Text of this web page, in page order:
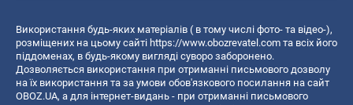
Використання будь-яких матеріалів ( в тому числі фото- та відео-),
розміщених на цьому сайті https://www.obozrevatel.com та всіх його
піддоменах, в будь-якому вигляді суворо заборонено.
Дозволяється використання при отриманні письмового дозволу
на їх використання та за умови обов'язкового посилання на сайт
OBOZ.UA, а для інтернет-видань - при отриманні письмового